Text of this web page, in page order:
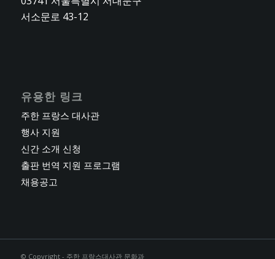
서소문로 43-12
유용한 링크
주한 프랑스 대사관
행사 지원
신간 소개 신청
출판 번역 지원 프로그램
채용공고
© Copyright - 주한 프랑스대사관 문화과